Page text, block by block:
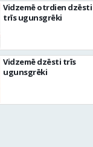
Vidzemē otrdien dzēsti
trīs ugunsgrēki
Vidzemē dzēsti trīs
ugunsgrēki